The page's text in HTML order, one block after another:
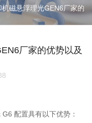
磁悬浮理光GEN6厂家的
厂家的优势以及
配置具有以下优势：